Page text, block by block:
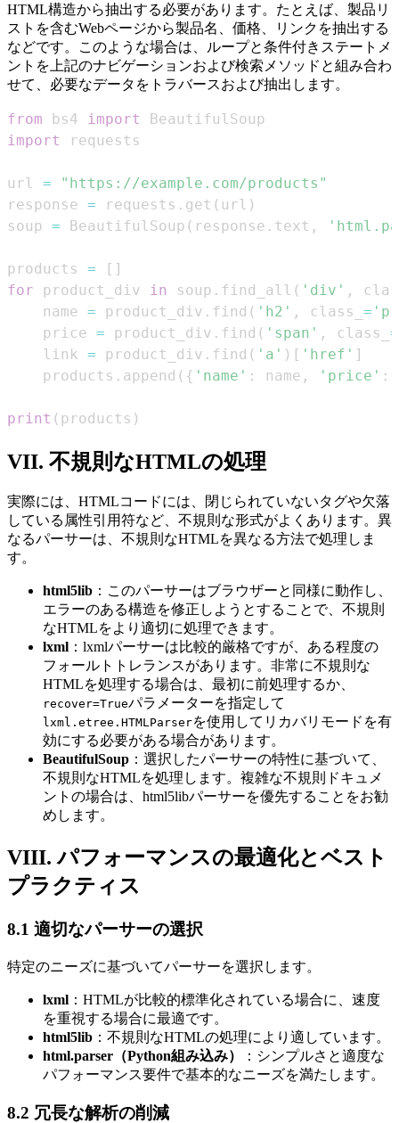
HTML構造から抽出する必要があります。たとえば、製品リ
ストを含むWebページから製品名、価格、リンクを抽出する
などです。このような場合は、ループと条件付きステートメ
ントを上記のナビゲーションおよび検索メソッドと組み合わ
せて、必要なデータをトラバースおよび抽出します。
from bs4 import
import
url =
"https://example.com/products"
response = requests . get ( url )
soup = BeautifulSoup ( response . text ,
products = [ ]
for product_div in soup . find_all ( 'div' ,
    name
= product_div . find ( 'h2' , class_ =
    price
= product_div . find ( 'span' , class_ =
    link
= product_div . find ( 'a' ) [ 'href' ]
    products
. append ( { 'name' : name , 'price' :
print ( products )
VII. 不規則なHTMLの処理
実際には、HTMLコードには、閉じられていないタグや欠落
している属性引用符など、不規則な形式がよくあります。異
なるパーサーは、不規則なHTMLを異なる方法で処理しま
す。
html5lib ：このパーサーはブラウザーと同様に動作し、
エラーのある構造を修正しようとすることで、不規則
なHTMLをより適切に処理できます。
lxml ：lxmlパーサーは比較的厳格ですが、ある程度の
フォールトトレランスがあります。非常に不規則な
HTMLを処理する場合は、最初に前処理するか、
recover=Trueパラメーターを指定して
lxml.etree.HTMLParserを使用してリカバリモードを有
効にする必要がある場合があります。
BeautifulSoup ：選択したパーサーの特性に基づいて、
不規則なHTMLを処理します。複雑な不規則ドキュメ
ントの場合は、html5libパーサーを優先することをお勧
めします。
VIII. パフォーマンスの最適化とベスト
プラクティス
8.1 適切なパーサーの選択
特定のニーズに基づいてパーサーを選択します。
lxml ：HTMLが比較的標準化されている場合に、速度
を重視する場合に最適です。
html5lib ：不規則なHTMLの処理により適しています。
html.parser（Python組み込み）
：シンプルさと適度な
パフォーマンス要件で基本的なニーズを満たします。
8.2 冗長な解析の削減